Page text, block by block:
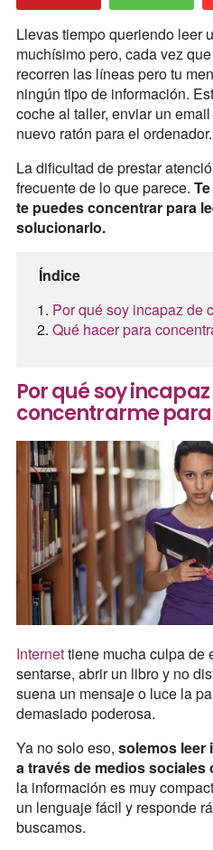
Llevas tiempo queriendo leer
muchísimo pero, cada vez
recorren las líneas pero tu
ningún tipo de información.
coche al taller, enviar un
nuevo ratón para el ordenador.
La dificultad de prestar
frecuente de lo que parece.
te puedes concentrar para
solucionarlo.
Índice
Por qué soy incapaz de
Qué hacer para
Por qué soy
concentrarme
Internettiene mucha culpa de
sentarse, abrir un libro y no
suena un mensaje o luce la
demasiado poderosa.
Ya no solo eso, solemos leer
a través de medios sociales
la información es muy
un lenguaje fácil y responde
buscamos.